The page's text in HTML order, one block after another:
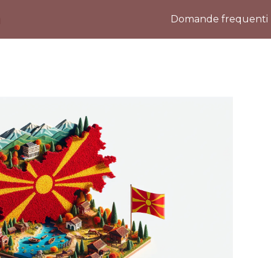
Domande frequenti